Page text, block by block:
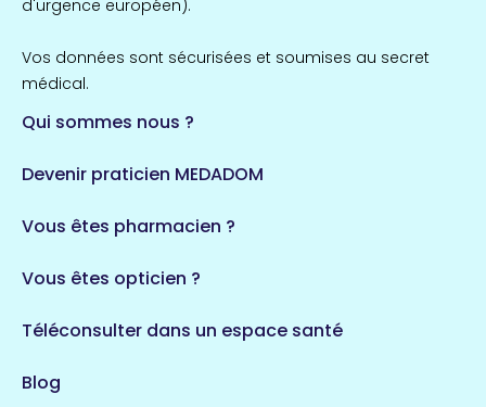
d'urgence européen).
Vos données sont sécurisées et soumises au secret
médical.
Qui sommes nous ?
Devenir praticien MEDADOM
Vous êtes pharmacien ?
Vous êtes opticien ?
Téléconsulter dans un espace santé
Blog